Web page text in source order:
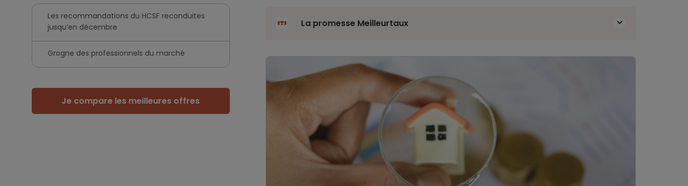
Les recommandations du HCSF reconduites
jusqu’en décembre
Grogne des professionnels du marché
Je compare les meilleures offres
La promesse Meilleurtaux